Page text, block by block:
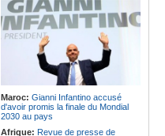
Ethiopie: « Le renforcement des
capacités de l'armée de l'air
éthiopienne consolide la dissuasion
nationale », déclare le commandant
en second
Afrique de l'Est:« Les dirigeants
érythréens font obstacle à la stabilité
et au développement de la région »,
selon un professeur de l'université
d'Uppsala
Ile Maurice:Dharam Gokhool -
«Kan mo vinn prezidan mo pa okip
mo sekirite»
Maroc: Gianni Infantino accusé
d'avoir promis la finale du Mondial
2030 au pays
Afrique: Revue de presse de